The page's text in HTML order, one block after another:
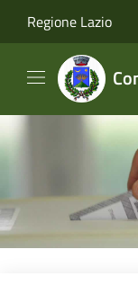
Regione Lazio